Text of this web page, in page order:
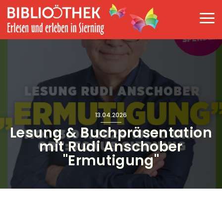
Direkt zum Inhalt
13.04.2026
Lesung & Buchpräsentation
mit Rudi Anschober
"Ermutigung"